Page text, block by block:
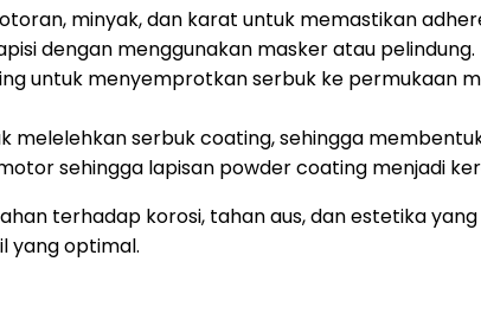
minyak, dan karat untuk memastikan
dengan menggunakan masker atau pelindung.
untuk menyemprotkan serbuk ke permukaan
melelehkan serbuk coating, sehingga
sehingga lapisan powder coating menjadi
terhadap korosi, tahan aus, dan estetika
yang optimal.